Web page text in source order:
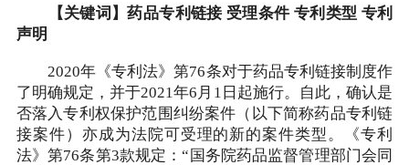
【关键词】药品专利链接 受理条件 专利类型 专利
声明
2020年《专利法》第76条对于药品专利链接制度作
了明确规定，并于2021年6月1日起施行。自此，确认是
否落入专利权保护范围纠纷案件（以下简称药品专利链
接案件）亦成为法院可受理的新的案件类型。《专利
法》第76条第3款规定：“国务院药品监督管理部门会同